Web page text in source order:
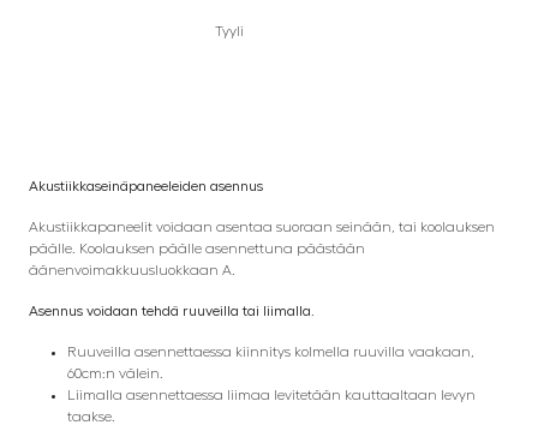
Tyyli
Akustiikkaseinäpaneeleiden asennus
Akustiikkapaneelit voidaan asentaa suoraan seinään, tai koolauksen
päälle. Koolauksen päälle asennettuna päästään
äänenvoimakkuusluokkaan A.
Asennus voidaan tehdä ruuveilla tai liimalla.
Ruuveilla asennettaessa kiinnitys kolmella ruuvilla vaakaan,
60cm:n välein.
Liimalla asennettaessa liimaa levitetään kauttaaltaan levyn
taakse.